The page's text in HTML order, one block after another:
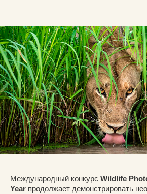
Международный конкурс Wildlife
Year продолжает демонстрировать